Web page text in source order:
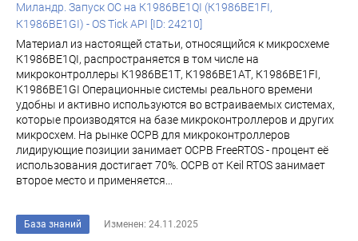
Миландр. Запуск ОС на К1986ВЕ1QI (К1986ВЕ1FI,
К1986ВЕ1GI) - OS Tick API [ID: 24210]
Материал из настоящей статьи, относящийся к микросхеме
К1986ВЕ1QI, распространяется в том числе на
микроконтроллеры К1986ВЕ1Т, К1986ВЕ1АТ, К1986ВЕ1FI,
К1986ВЕ1GI Операционные системы реального времени
удобны и активно используются во встраиваемых системах,
которые производятся на базе микроконтроллеров и других
микросхем. На рынке ОСРВ для микроконтроллеров
лидирующие позиции занимает ОСРВ FreeRTOS - процент её
использования достигает 70%. ОСРВ от Keil RTOS занимает
второе место и применяется...
База знаний Изменен: 24.11.2025